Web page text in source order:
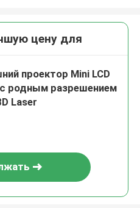
цену для
проектор Mini LCD
родным разрешением
Laser